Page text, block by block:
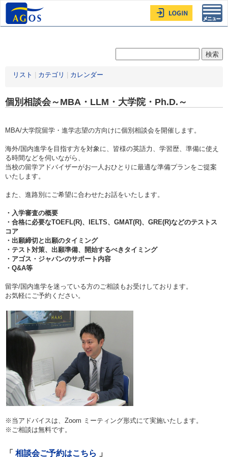
リスト カテゴリ カレンダー
個別相談会～MBA・LLM・大学院・Ph.D.～
MBA/大学院留学・進学志望の方向けに個別相談会を開催します。
海外/国内進学を目指す方を対象に、皆様の英語力、学習歴、準備に使え
る時間などを伺いながら、
当校の留学アドバイザーがお一人おひとりに最適な準備プランをご提案
いたします。
また、進路別にご希望に合わせたお話をいたします。
・入学審査の概要
・合格に必要なTOEFL(R)、IELTS、GMAT(R)、GRE(R)などのテストス
コア
・出願締切と出願のタイミング
・テスト対策、出願準備、開始するべきタイミング
・アゴス・ジャパンのサポート内容
・Q&A等
留学/国内進学を迷っている方のご相談もお受けしております。
お気軽にご予約ください。
※当アドバイスは、Zoom ミーティング形式にて実施いたします。
※ご相談は無料です。
相談会ご予約はこちら